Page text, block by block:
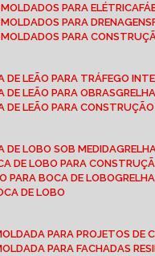
MOLDADOS PARA ELÉTRICA
MOLDADOS PARA DRENAGENS
MOLDADOS PARA
DE LEÃO PARA TRÁFEGO
DE LEÃO PARA OBRAS
DE LEÃO PARA
DE LOBO SOB MEDIDA
DE LOBO PARA
PARA BOCA DE LOBO
DE LOBO
PARA PROJETOS DE
PARA FACHADAS